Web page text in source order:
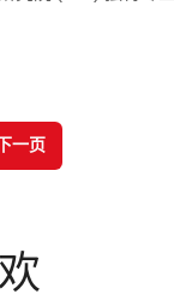
一页